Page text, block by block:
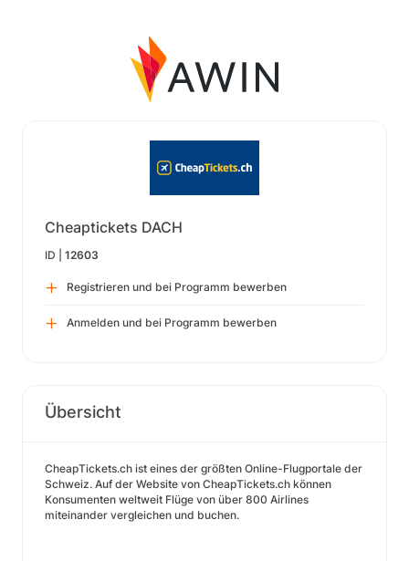
Cheaptickets DACH
ID | 12603
Registrieren und bei Programm bewerben
Anmelden und bei Programm bewerben
Übersicht
CheapTickets.ch ist eines der größten Online-Flugportale der
Schweiz. Auf der Website von CheapTickets.ch können
Konsumenten weltweit Flüge von über 800 Airlines
miteinander vergleichen und buchen.